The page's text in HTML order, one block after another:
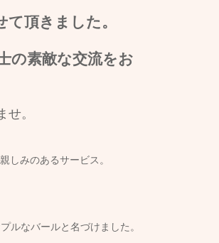
頂きました。
の素敵な交流をお
。
しみのあるサービス。
ルなバールと名づけました。